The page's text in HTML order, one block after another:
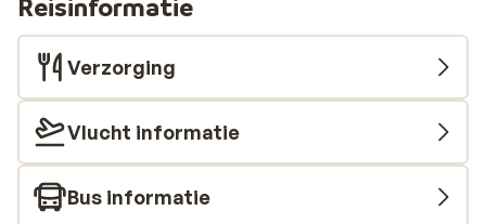
Reisinformatie
Verzorging
Vlucht informatie
Bus informatie